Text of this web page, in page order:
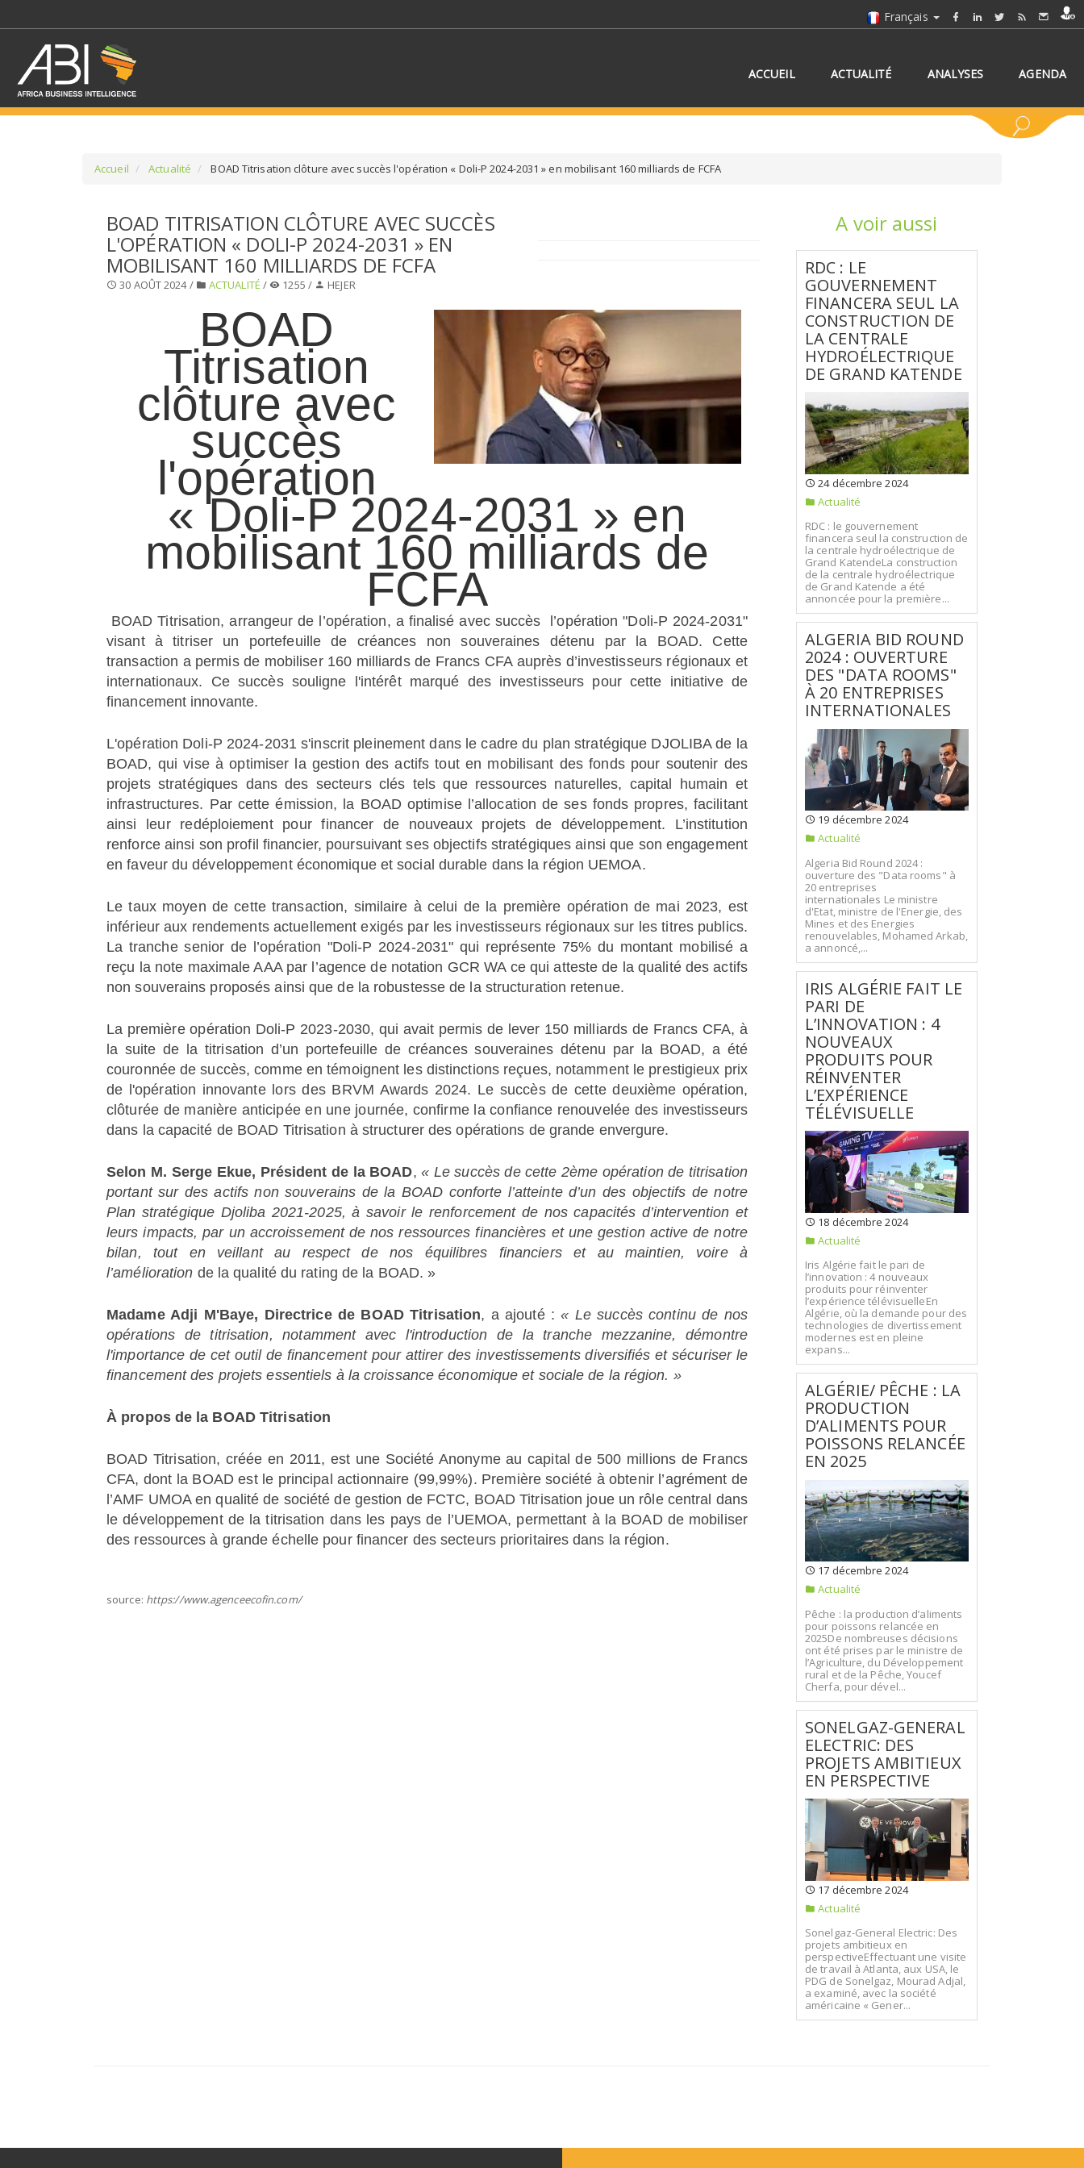
Français
ACCUEIL ACTUALITÉ ANALYSES AGENDA
SÉLECTIONNEZ UN/DES SECTEURS
SELECTIONNEZ UNE SECTION SÉLECTIONNEZ UN/DES PAYS
Accueil Actualité BOAD Titrisation clôture avec succès l'opération « Doli-P 2024-2031 » en mobilisant 160 milliards de FCFA
BOAD TITRISATION CLÔTURE AVEC SUCCÈS
L'OPÉRATION « DOLI-P 2024-2031 » EN
MOBILISANT 160 MILLIARDS DE FCFA
30 AOÛT 2024 / ACTUALITÉ / 1255 / HEJER
BOAD
Titrisation
clôture avec
succès
l'opération
« Doli-P 2024-2031 » en
mobilisant 160 milliards de
FCFA
BOAD Titrisation, arrangeur de l’opération, a finalisé avec succès l’opération "Doli-P 2024-2031"
visant à titriser un portefeuille de créances non souveraines détenu par la BOAD. Cette
transaction a permis de mobiliser 160 milliards de Francs CFA auprès d’investisseurs régionaux et
internationaux. Ce succès souligne l'intérêt marqué des investisseurs pour cette initiative de
financement innovante.
L'opération Doli-P 2024-2031 s'inscrit pleinement dans le cadre du plan stratégique DJOLIBA de la
BOAD, qui vise à optimiser la gestion des actifs tout en mobilisant des fonds pour soutenir des
projets stratégiques dans des secteurs clés tels que ressources naturelles, capital humain et
infrastructures. Par cette émission, la BOAD optimise l’allocation de ses fonds propres, facilitant
ainsi leur redéploiement pour financer de nouveaux projets de développement. L’institution
renforce ainsi son profil financier, poursuivant ses objectifs stratégiques ainsi que son engagement
en faveur du développement économique et social durable dans la région UEMOA.
Le taux moyen de cette transaction, similaire à celui de la première opération de mai 2023, est
inférieur aux rendements actuellement exigés par les investisseurs régionaux sur les titres publics.
La tranche senior de l’opération "Doli-P 2024-2031" qui représente 75% du montant mobilisé a
reçu la note maximale AAA par l’agence de notation GCR WA ce qui atteste de la qualité des actifs
non souverains proposés ainsi que de la robustesse de la structuration retenue.
La première opération Doli-P 2023-2030, qui avait permis de lever 150 milliards de Francs CFA, à
la suite de la titrisation d’un portefeuille de créances souveraines détenu par la BOAD, a été
couronnée de succès, comme en témoignent les distinctions reçues, notamment le prestigieux prix
de l'opération innovante lors des BRVM Awards 2024. Le succès de cette deuxième opération,
clôturée de manière anticipée en une journée, confirme la confiance renouvelée des investisseurs
dans la capacité de BOAD Titrisation à structurer des opérations de grande envergure.
Selon M. Serge Ekue, Président de la BOAD,« Le succès de cette 2ème opération de titrisation
portant sur des actifs non souverains de la BOAD conforte l’atteinte d’un des objectifs de notre
Plan stratégique Djoliba 2021-2025, à savoir le renforcement de nos capacités d’intervention et
leurs impacts, par un accroissement de nos ressources financières et une gestion active de notre
bilan, tout en veillant au respect de nos équilibres financiers et au maintien, voire à
l’amélioration de la qualité du rating de la BOAD. »
Madame Adji M'Baye, Directrice de BOAD Titrisation, a ajouté :« Le succès continu de nos
opérations de titrisation, notamment avec l'introduction de la tranche mezzanine, démontre
l'importance de cet outil de financement pour attirer des investissements diversifiés et sécuriser le
financement des projets essentiels à la croissance économique et sociale de la région. »
À propos de la BOAD Titrisation
BOAD Titrisation, créée en 2011, est une Société Anonyme au capital de 500 millions de Francs
CFA, dont la BOAD est le principal actionnaire (99,99%). Première société à obtenir l’agrément de
l’AMF UMOA en qualité de société de gestion de FCTC, BOAD Titrisation joue un rôle central dans
le développement de la titrisation dans les pays de l’UEMOA, permettant à la BOAD de mobiliser
des ressources à grande échelle pour financer des secteurs prioritaires dans la région.
source: https://www.agenceecofin.com/
A voir aussi
RDC : LE
GOUVERNEMENT
FINANCERA SEUL LA
CONSTRUCTION DE
LA CENTRALE
HYDROÉLECTRIQUE
DE GRAND KATENDE
24 décembre 2024
Actualité
RDC : le gouvernement
financera seul la construction de
la centrale hydroélectrique de
Grand KatendeLa construction
de la centrale hydroélectrique
de Grand Katende a été
annoncée pour la première...
ALGERIA BID ROUND
2024 : OUVERTURE
DES "DATA ROOMS"
À 20 ENTREPRISES
INTERNATIONALES
19 décembre 2024
Actualité
Algeria Bid Round 2024 :
ouverture des "Data rooms" à
20 entreprises
internationales Le ministre
d'Etat, ministre de l'Energie, des
Mines et des Energies
renouvelables, Mohamed Arkab,
a annoncé,...
IRIS ALGÉRIE FAIT LE
PARI DE
L’INNOVATION : 4
NOUVEAUX
PRODUITS POUR
RÉINVENTER
L’EXPÉRIENCE
TÉLÉVISUELLE
18 décembre 2024
Actualité
Iris Algérie fait le pari de
l’innovation : 4 nouveaux
produits pour réinventer
l’expérience télévisuelleEn
Algérie, où la demande pour des
technologies de divertissement
modernes est en pleine
expans...
ALGÉRIE/ PÊCHE : LA
PRODUCTION
D’ALIMENTS POUR
POISSONS RELANCÉE
EN 2025
17 décembre 2024
Actualité
Pêche : la production d’aliments
pour poissons relancée en
2025De nombreuses décisions
ont été prises par le ministre de
l’Agriculture, du Développement
rural et de la Pêche, Youcef
Cherfa, pour dével...
SONELGAZ-GENERAL
ELECTRIC: DES
PROJETS AMBITIEUX
EN PERSPECTIVE
17 décembre 2024
Actualité
Sonelgaz-General Electric: Des
projets ambitieux en
perspectiveEffectuant une visite
de travail à Atlanta, aux USA, le
PDG de Sonelgaz, Mourad Adjal,
a examiné, avec la société
américaine « Gener...